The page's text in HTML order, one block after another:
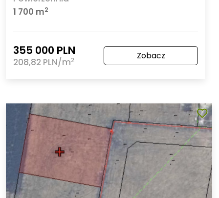
1 700 m2
355 000 PLN
208,82 PLN/m2 Zobacz